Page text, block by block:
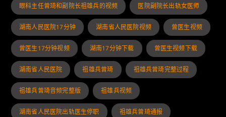
眼科主任曾琦和副院长祖雄兵的视频 医院副院长出轨女医师
湖南人民医院17分钟 湖南省人民医院视频 曾医生视频
曾医生17分钟视频 湖南17分钟下载 曾医生视频下载
湖南省人民医院 祖雄兵曾琦 祖雄兵曾琦完整过程
祖雄兵曾琦音频完整版 祖雄兵视频
湖南省人民医院出轨医生停职 祖雄兵曾琦通报